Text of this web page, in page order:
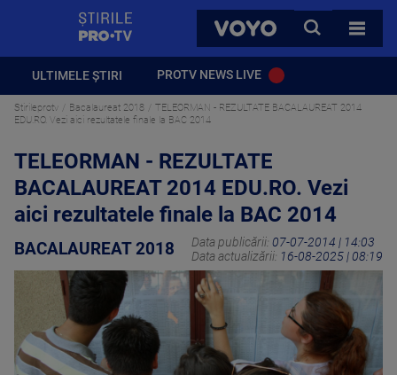
VOYO
CAUTA
TOATE
ULTIMELE ȘTIRI PROTV NEWS LIVE
Stirileprotv Bacalaureat 2018
TELEORMAN - REZULTATE BACALAUREAT 2014
EDU.RO. Vezi aici rezultatele finale la BAC 2014
TELEORMAN - REZULTATE
BACALAUREAT 2014 EDU.RO. Vezi
aici rezultatele finale la BAC 2014
BACALAUREAT 2018 Data publicării: 07-07-2014 | 14:03
Data actualizării: 16-08-2025 | 08:19